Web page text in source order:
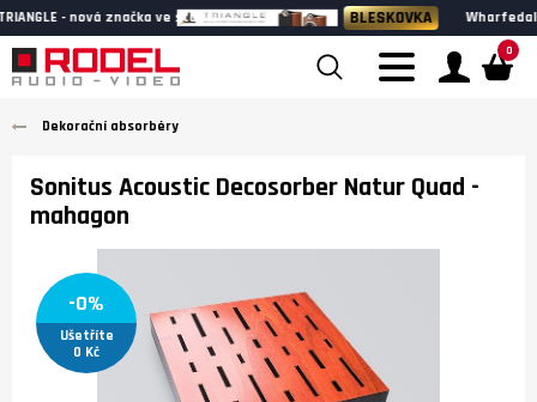
BLESKOVKA Wharfedale HERITAGE - k poslechu v našem showroomu
0
Dekorační absorbéry
Sonitus Acoustic Decosorber Natur Quad -
mahagon
-0%
Ušetříte
0 Kč